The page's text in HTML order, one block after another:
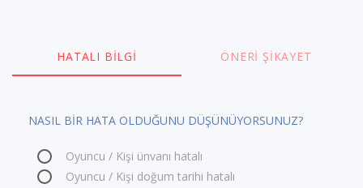
HATALI BILGI ÖNERI ŞIKAYET
NASIL BİR HATA OLDUĞUNU DÜŞÜNÜYORSUNUZ?
Oyuncu / Kişi ünvanı hatalı
Oyuncu / Kişi doğum tarihi hatalı